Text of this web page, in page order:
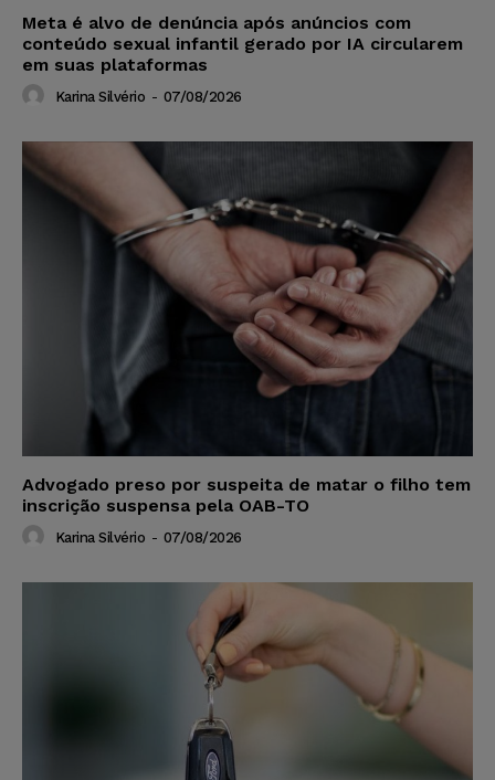
Meta é alvo de denúncia após anúncios com
conteúdo sexual infantil gerado por IA circularem
em suas plataformas
Karina Silvério - 07/08/2026
Advogado preso por suspeita de matar o filho tem
inscrição suspensa pela OAB-TO
Karina Silvério - 07/08/2026